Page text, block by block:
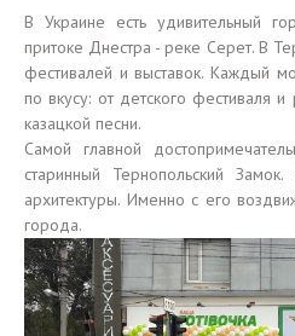
В Украине есть удивительный
притоке Днестра - реке Серет. В
фестивалей и выставок. Каждый
по вкусу: от детского фестиваля
казацкой песни.
Самой главной
старинный Тернопольский
архитектуры. Именно с его
города.